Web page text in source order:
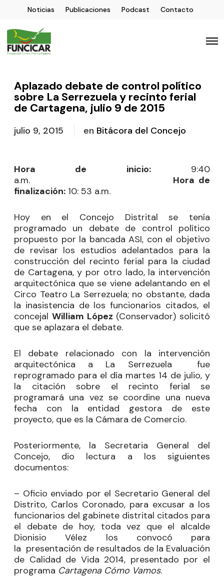
Noticias Publicaciones Podcast Contacto
Aplazado debate de control político
sobre La Serrezuela y recinto ferial
de Cartagena, julio 9 de 2015
julio 9, 2015 en Bitácora del Concejo
Hora de inicio:
9:40
a.m. Hora de
finalización: 10: 53 a.m.
Hoy en el Concejo Distrital se tenía
programado un debate de control político
propuesto por la bancada ASI, con el objetivo
de revisar los estudios adelantados para la
construcción del recinto ferial para la ciudad
de Cartagena, y por otro lado, la intervención
arquitectónica que se viene adelantando en el
Circo Teatro La Serrezuela; no obstante, dada
la inasistencia de los funcionarios citados, el
concejal William López (Conservador) solicitó
que se aplazara el debate.
El debate relacionado con la intervención
arquitectónica a La Serrezuela
fue
reprogramado para el día martes 14 de julio, y
la citación sobre el recinto ferial se
programará una vez se coordine una nueva
fecha con la entidad gestora de este
proyecto, que es la Cámara de Comercio.
Posteriormente, la Secretaria General del
Concejo, dio lectura a los siguientes
documentos:
– Oficio enviado por el Secretario General del
Distrito, Carlos Coronado, para excusar a los
funcionarios del gabinete distrital citados para
el debate de hoy, toda vez que el alcalde
Dionisio Vélez los convocó para
la presentación de resultados de la Evaluación
de Calidad de Vida 2014, presentado por el
programa Cartagena Cómo Vamos.